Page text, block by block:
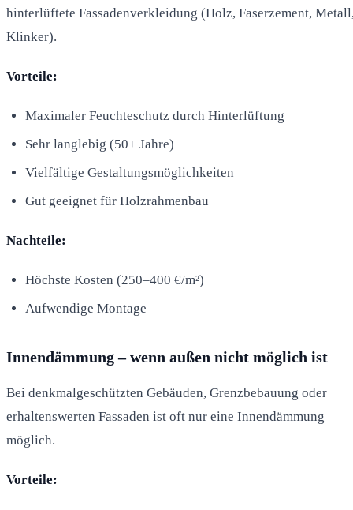
hinterlüftete Fassadenverkleidung (Holz, Faserzement,
Klinker).
Vorteile:
Maximaler Feuchteschutz durch Hinterlüftung
Sehr langlebig (50+ Jahre)
Vielfältige Gestaltungsmöglichkeiten
Gut geeignet für Holzrahmenbau
Nachteile:
Höchste Kosten (250–400 €/m²)
Aufwendige Montage
Innendämmung – wenn außen nicht möglich ist
Bei denkmalgeschützten Gebäuden, Grenzbebauung oder
erhaltenswerten Fassaden ist oft nur eine Innendämmung
möglich.
Vorteile: